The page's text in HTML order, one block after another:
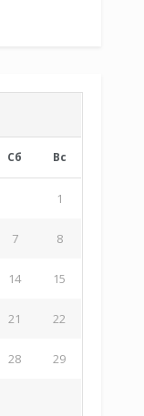
Сб Вс
1
7 8
14 15
21 22
28 29